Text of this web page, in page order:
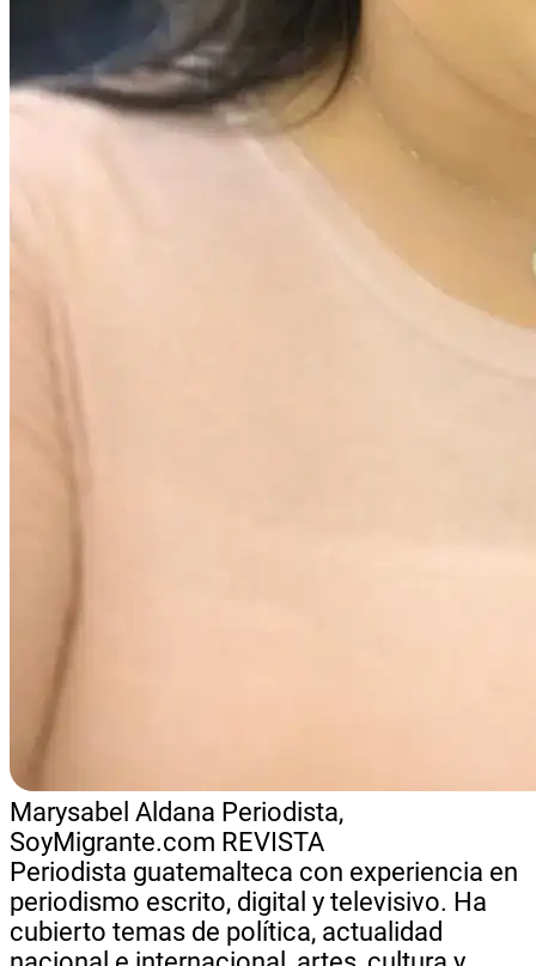
Marysabel Aldana Periodista,
SoyMigrante.com REVISTA
Periodista guatemalteca con experiencia en
periodismo escrito, digital y televisivo. Ha
cubierto temas de política, actualidad